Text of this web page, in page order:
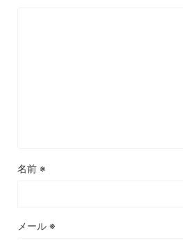
名前 ※
メール ※